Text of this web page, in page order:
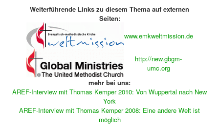
Weiterführende Links zu diesem Thema auf externen
Seiten:
www.emkweltmission.de
http://new.gbgm-
umc.org
mehr bei uns:
AREF-Interview mit Thomas Kemper 2010: Von Wuppertal nach New
York
AREF-Interview mit Thomas Kemper 2008: Eine andere Welt ist
möglich